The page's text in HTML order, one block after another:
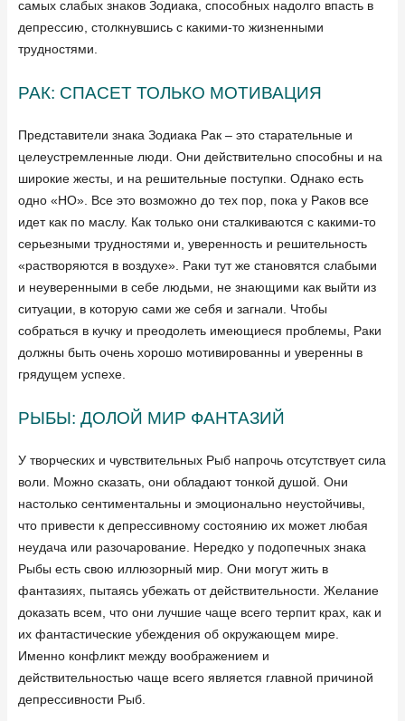
самых слабых знаков Зодиака, способных надолго впасть в
депрессию, столкнувшись с какими-то жизненными
трудностями.
РАК: СПАСЕТ ТОЛЬКО МОТИВАЦИЯ
Представители знака Зодиака Рак – это старательные и
целеустремленные люди. Они действительно способны и на
широкие жесты, и на решительные поступки. Однако есть
одно «НО». Все это возможно до тех пор, пока у Раков все
идет как по маслу. Как только они сталкиваются с какими-то
серьезными трудностями и, уверенность и решительность
«растворяются в воздухе». Раки тут же становятся слабыми
и неуверенными в себе людьми, не знающими как выйти из
ситуации, в которую сами же себя и загнали. Чтобы
собраться в кучку и преодолеть имеющиеся проблемы, Раки
должны быть очень хорошо мотивированны и уверенны в
грядущем успехе.
РЫБЫ: ДОЛОЙ МИР ФАНТАЗИЙ
У творческих и чувствительных Рыб напрочь отсутствует сила
воли. Можно сказать, они обладают тонкой душой. Они
настолько сентиментальны и эмоционально неустойчивы,
что привести к депрессивному состоянию их может любая
неудача или разочарование. Нередко у подопечных знака
Рыбы есть свою иллюзорный мир. Они могут жить в
фантазиях, пытаясь убежать от действительности. Желание
доказать всем, что они лучшие чаще всего терпит крах, как и
их фантастические убеждения об окружающем мире.
Именно конфликт между воображением и
действительностью чаще всего является главной причиной
депрессивности Рыб.